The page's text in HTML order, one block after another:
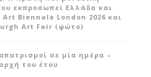
εκπροσωπεί Ελλάδα και
Biennale London 2026 και
Art Fair (φώτο)
σε μία ημέρα –
του έτου